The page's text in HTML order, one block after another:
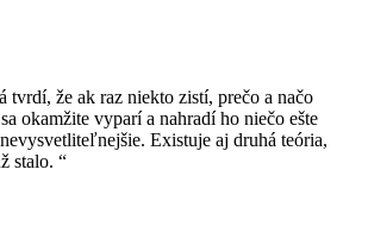
tvrdí, že ak raz niekto zistí, prečo a načo
okamžite vyparí a nahradí ho niečo ešte
Existuje aj druhá teória,
stalo.